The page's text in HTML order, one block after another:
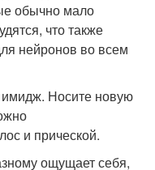
обычно мало
что также
нейронов во всем
Носите новую
и прической.
ощущает себя,